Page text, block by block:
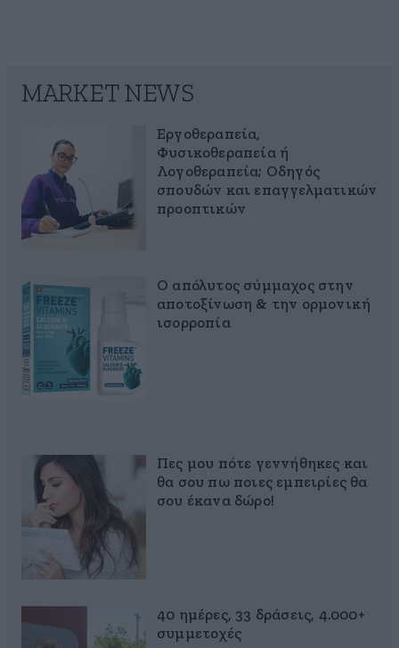
MARKET NEWS
Εργοθεραπεία,
Φυσικοθεραπεία ή
Λογοθεραπεία; Οδηγός
σπουδών και επαγγελματικών
προοπτικών
Ο απόλυτος σύμμαχος στην
αποτοξίνωση & την ορμονική
ισορροπία
Πες μου πότε γεννήθηκες και
θα σου πω ποιες εμπειρίες θα
σου έκανα δώρο!
40 ημέρες, 33 δράσεις, 4.000+
συμμετοχές